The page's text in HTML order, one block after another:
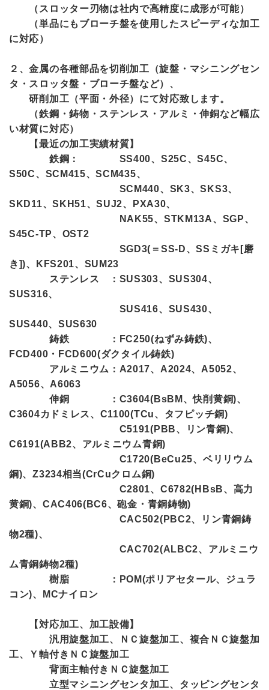
（スロッター刃物は社内で高精度に成形が可能）
（単品にもブローチ盤を使用したスピーディな加工
に対応）
２、金属の各種部品を切削加工（旋盤・マシニングセン
タ・スロッタ盤・ブローチ盤など）、
研削加工（平面・外径）にて対応致します。
（鉄鋼・鋳物・ステンレス・アルミ・伸銅など幅広
い材質に対応）
【最近の加工実績材質】
鉄鋼： SS400、S25C、S45C、
S50C、SCM415、SCM435、
SCM440、SK3、SKS3、
SKD11、SKH51、SUJ2、PXA30、
NAK55、STKM13A、SGP、
S45C-TP、OST2
SGD3(＝SS-D、SSミガキ[磨
き])、KFS201、SUM23
ステンレス ：SUS303、SUS304、
SUS316、
SUS416、SUS430、
SUS440、SUS630
鋳鉄 ：FC250(ねずみ鋳鉄)、
FCD400・FCD600(ダクタイル鋳鉄)
アルミニウム：A2017、A2024、A5052、
A5056、A6063
伸銅 ：C3604(BsBM、快削黄銅)、
C3604カドミレス、C1100(TCu、タフピッチ銅)
C5191(PBB、リン青銅)、
C6191(ABB2、アルミニウム青銅)
C1720(BeCu25、ベリリウム
銅)、Z3234相当(CrCuクロム銅)
C2801、C6782(HBsB、高力
黄銅)、CAC406(BC6、砲金・青銅鋳物)
CAC502(PBC2、リン青銅鋳
物2種)、
CAC702(ALBC2、アルミニウ
ム青銅鋳物2種)
樹脂 ：POM(ポリアセタール、ジュラ
コン)、MCナイロン
【対応加工、加工設備】
汎用旋盤加工、ＮＣ旋盤加工、複合ＮＣ旋盤加
工、Ｙ軸付きＮＣ旋盤加工
背面主軸付きＮＣ旋盤加工
立型マシニングセンタ加工、タッピングセンタ